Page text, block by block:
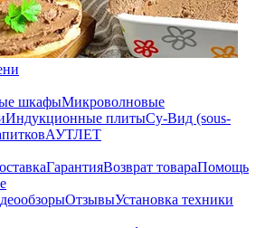
шкафыМикроволновые
Индукционные плитыСу-Вид (sous-
АУТЛЕТ
ГарантияВозврат товараПомощь
ОтзывыУстановка техники